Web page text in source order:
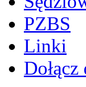
PZBS
Linki
Dołącz